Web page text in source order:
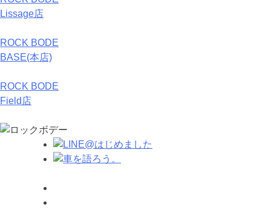
Lissage店
ROCK BODE
BASE(本店)
ROCK BODE
Field店